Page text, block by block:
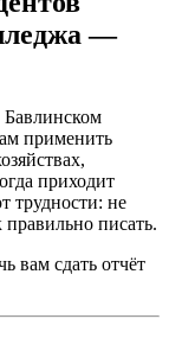
—
Бавлинском
применить
приходит
трудности: не
правильно писать.
вам сдать отчёт